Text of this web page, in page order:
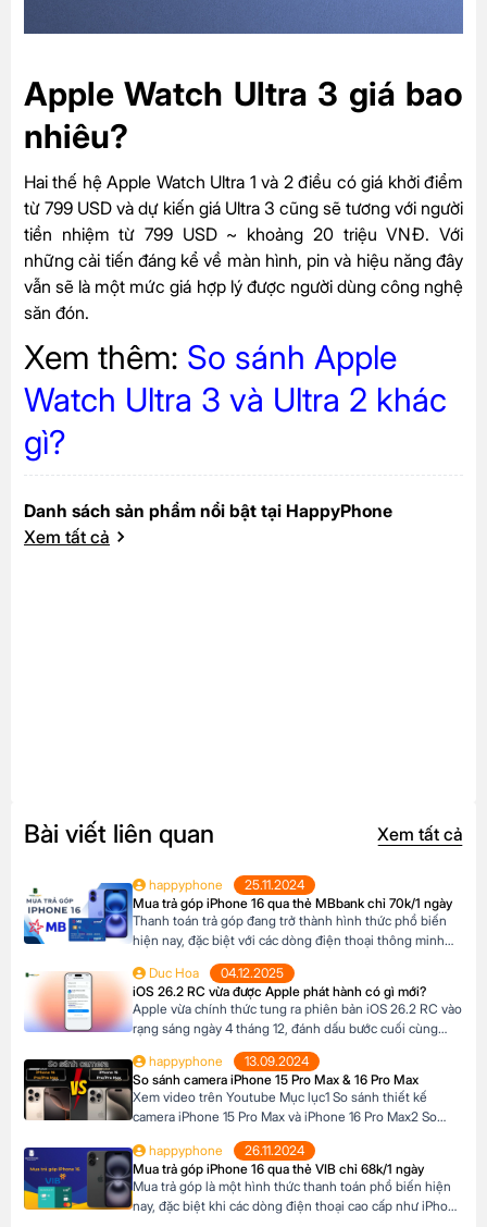
Apple Watch Ultra 3 giá bao
nhiêu?
Hai thế hệ Apple Watch Ultra 1 và 2 điều có giá khởi điểm
từ 799 USD và dự kiến giá Ultra 3 cũng sẽ tương với người
tiền nhiệm từ 799 USD ~ khoảng 20 triệu VNĐ. Với
những cải tiến đáng kể về màn hình, pin và hiệu năng đây
vẫn sẽ là một mức giá hợp lý được người dùng công nghệ
săn đón.
Xem thêm: So sánh Apple
Watch Ultra 3 và Ultra 2 khác
gì?
Danh sách sản phẩm nổi bật tại HappyPhone
Xem tất cả
Bài viết liên quan Xem tất cả
happyphone
25.11.2024
Mua trả góp iPhone 16 qua thẻ MBbank chỉ 70k/1 ngày
Thanh toán trả góp đang trở thành hình thức phổ biến
hiện nay, đặc biệt với các dòng điện thoại thông minh
khả năng tài chính tức thời của nhiều người Tại Happy
Phone, khách hàng có thể lựa chọn chương trình trả […]
Duc Hoa
04.12.2025
iOS 26.2 RC vừa được Apple phát hành có gì mới?
Apple vừa chính thức tung ra phiên bản iOS 26.2 RC vào
rạng sáng ngày 4 tháng 12, đánh dấu bước cuối cùng
trước khi bản cập nhật chính thức đến tay người dùng.
Phiên bản này mang đến một số cải tiến thú vị, tập trung
vào việc nâng cao trải nghiệm người dùng […]
happyphone
13.09.2024
So sánh camera iPhone 15 Pro Max & 16 Pro Max
Xem video trên Youtube Mục lục1 So sánh thiết kế
camera iPhone 15 Pro Max và iPhone 16 Pro Max2 So
So sánh khả năng quay video của iPhone 15 Pro Max và
iPhone 16 Pro Max4 Nút Camera control trên iPhone 16
Pro […]
happyphone
26.11.2024
Mua trả góp iPhone 16 qua thẻ VIB chỉ 68k/1 ngày
Mua trả góp là một hình thức thanh toán phổ biến hiện
nay, đặc biệt khi các dòng điện thoại cao cấp như iPhone